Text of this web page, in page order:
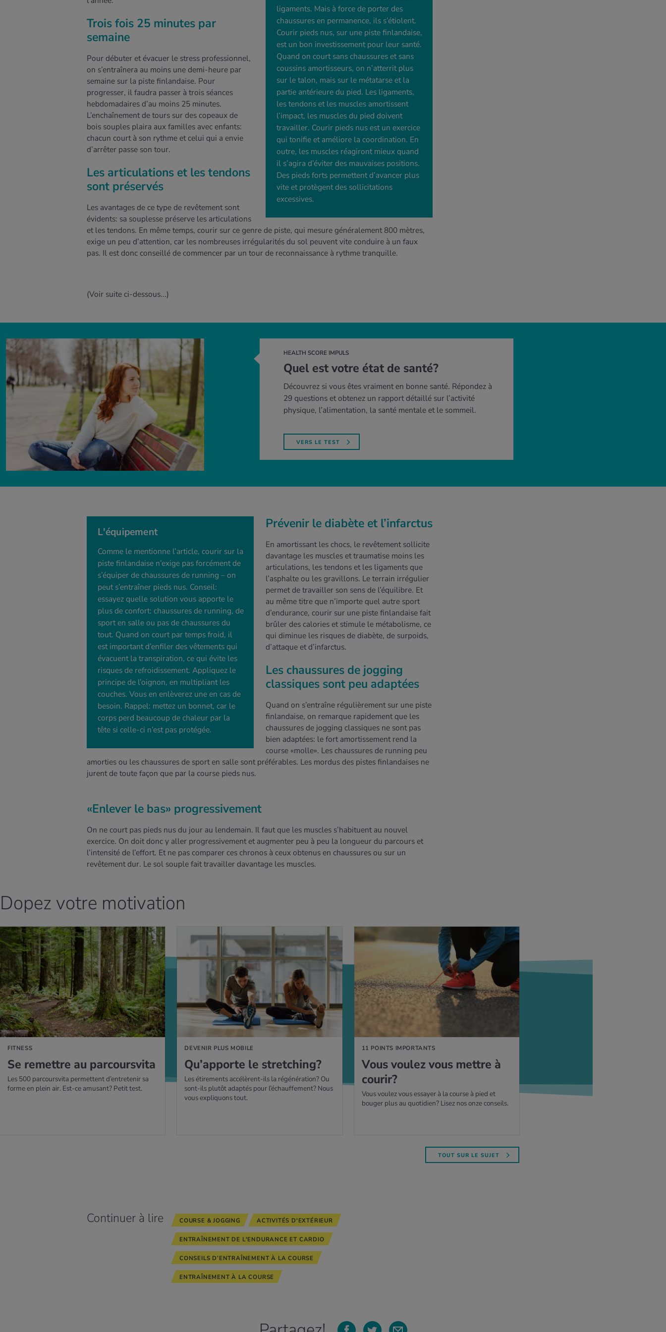
ligaments. Mais à force de porter des
chaussures en permanence, ils s’étiolent.
Courir pieds nus, sur une piste finlandaise,
est un bon investissement pour leur santé.
Quand on court sans chaussures et sans
coussins amortisseurs, on n’atterrit plus
sur le talon, mais sur le métatarse et la
partie antérieure du pied. Les ligaments,
les tendons et les muscles amortissent
l’impact, les muscles du pied doivent
travailler. Courir pieds nus est un exercice
qui tonifie et améliore la coordination. En
outre, les muscles réagiront mieux quand
il s’agira d’éviter des mauvaises positions.
Des pieds forts permettent d’avancer plus
vite et protègent des sollicitations
excessives.
Trois fois 25 minutes par
semaine
Pour débuter et évacuer le stress professionnel,
on s’entraînera au moins une demi-heure par
semaine sur la piste finlandaise. Pour
progresser, il faudra passer à trois séances
hebdomadaires d’au moins 25 minutes.
L’enchaînement de tours sur des copeaux de
bois souples plaira aux familles avec enfants:
chacun court à son rythme et celui qui a envie
d’arrêter passe son tour.
Les articulations et les tendons
sont préservés
Les avantages de ce type de revêtement sont
évidents: sa souplesse préserve les articulations
et les tendons. En même temps, courir sur ce genre de piste, qui mesure généralement 800 mètres,
exige un peu d’attention, car les nombreuses irrégularités du sol peuvent vite conduire à un faux
pas. Il est donc conseillé de commencer par un tour de reconnaissance à rythme tranquille.
(Voir suite ci-dessous...)
HEALTH SCORE IMPULS
Quel est votre état de santé?
Découvrez si vous êtes vraiment en bonne santé. Répondez à
29 questions et obtenez un rapport détaillé sur l’activité
physique, l’alimentation, la santé mentale et le sommeil.
VERS LE TEST
L'équipement
Comme le mentionne l’article, courir sur la
piste finlandaise n’exige pas forcément de
s’équiper de chaussures de running – on
peut s’entraîner pieds nus. Conseil:
essayez quelle solution vous apporte le
plus de confort: chaussures de running, de
sport en salle ou pas de chaussures du
tout. Quand on court par temps froid, il
est important d’enfiler des vêtements qui
évacuent la transpiration, ce qui évite les
risques de refroidissement. Appliquez le
principe de l’oignon, en multipliant les
couches. Vous en enlèverez une en cas de
besoin. Rappel: mettez un bonnet, car le
corps perd beaucoup de chaleur par la
tête si celle-ci n’est pas protégée.
Prévenir le diabète et l’infarctus
En amortissant les chocs, le revêtement sollicite
davantage les muscles et traumatise moins les
articulations, les tendons et les ligaments que
l’asphalte ou les gravillons. Le terrain irrégulier
permet de travailler son sens de l’équilibre. Et
au même titre que n’importe quel autre sport
d’endurance, courir sur une piste finlandaise fait
brûler des calories et stimule le métabolisme, ce
qui diminue les risques de diabète, de surpoids,
d’attaque et d’infarctus.
Les chaussures de jogging
classiques sont peu adaptées
Quand on s’entraîne régulièrement sur une piste
finlandaise, on remarque rapidement que les
chaussures de jogging classiques ne sont pas
bien adaptées: le fort amortissement rend la
course «molle». Les chaussures de running peu
amorties ou les chaussures de sport en salle sont préférables. Les mordus des pistes finlandaises ne
jurent de toute façon que par la course pieds nus.
«Enlever le bas» progressivement
On ne court pas pieds nus du jour au lendemain. Il faut que les muscles s’habituent au nouvel
exercice. On doit donc y aller progressivement et augmenter peu à peu la longueur du parcours et
l’intensité de l’effort. Et ne pas comparer ces chronos à ceux obtenus en chaussures ou sur un
revêtement dur. Le sol souple fait travailler davantage les muscles.
Dopez votre motivation
FITNESS
Se remettre au par­cours­vita
Les 500 parcoursvita permettent d’entretenir sa
forme en plein air. Est-ce amusant? Petit test.
PLUS
DEVENIR PLUS MOBILE
Qu’ap­porte le stret­ching?
Les étirements accélèrent-ils la régénération? Ou
sont-ils plutôt adaptés pour l’échauffement? Nous
vous expliquons tout.
EN SAVOIR PLUS
11 POINTS IMPORTANTS
Vous vou­lez vous mettre à
cou­rir?
Vous voulez vous essayer à la course à pied et
bouger plus au quotidien? Lisez nos onze conseils.
TOUT SUR LE SUJET
Continuer à lire COURSE & JOGGING ACTIVITÉS D'EXTÉRIEUR
ENTRAÎNEMENT DE L'ENDURANCE ET CARDIO
CONSEILS D’ENTRAÎNEMENT À LA COURSE
ENTRAÎNEMENT À LA COURSE